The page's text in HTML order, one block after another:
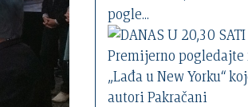
pogle...